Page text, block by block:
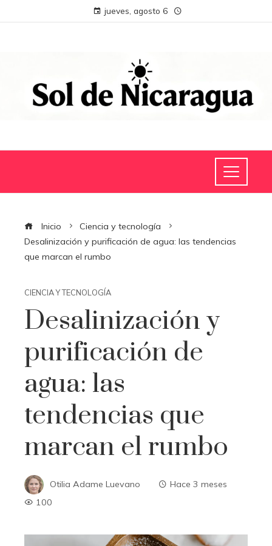
jueves, agosto 6
Inicio
Ciencia y tecnología
Desalinización y purificación de agua: las tendencias
que marcan el rumbo
CIENCIA Y TECNOLOGÍA
Desalinización y
purificación de
agua: las
tendencias que
marcan el rumbo
Otilia Adame Luevano
Hace 3 meses
100